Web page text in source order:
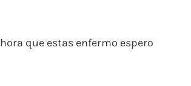
que estas enfermo espero